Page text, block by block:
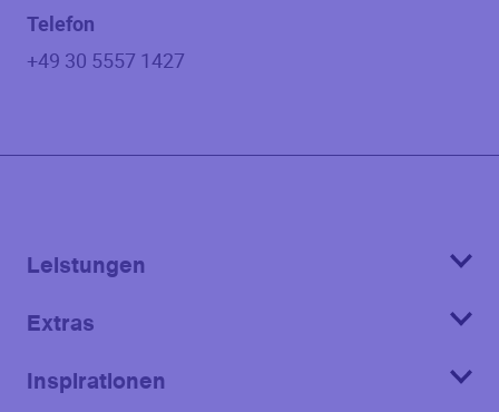
Telefon
+49 30 5557 1427
Leistungen
Extras
Inspirationen